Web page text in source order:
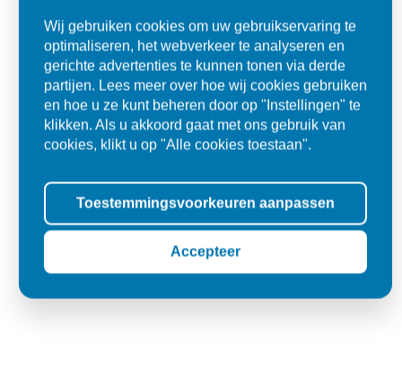
Alles goed zo was afgesproken.
"Materiaal was goed en de prijs ook. Dus zeker tevreden.."
Wij gebruiken cookies om uw gebruikservaring te
optimaliseren, het webverkeer te analyseren en
gerichte advertenties te kunnen tonen via derde
partijen. Lees meer over hoe wij cookies gebruiken
en hoe u ze kunt beheren door op "Instellingen" te
klikken. Als u akkoord gaat met ons gebruik van
cookies, klikt u op "Alle cookies toestaan".
Toestemmingsvoorkeuren aanpassen
Accepteer